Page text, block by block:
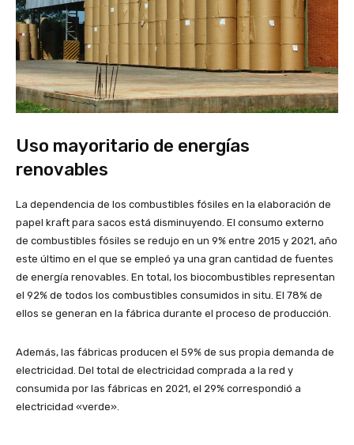
Uso mayoritario de energías
renovables
La dependencia de los combustibles fósiles en la elaboración de
papel kraft para sacos está disminuyendo. El consumo externo
de combustibles fósiles se redujo en un 9% entre 2015 y 2021, año
este último en el que se empleó ya una gran cantidad de fuentes
de energía renovables. En total, los biocombustibles representan
el 92% de todos los combustibles consumidos in situ. El 78% de
ellos se generan en la fábrica durante el proceso de producción.
Además, las fábricas producen el 59% de sus propia demanda de
electricidad. Del total de electricidad comprada a la red y
consumida por las fábricas en 2021, el 29% correspondió a
electricidad «verde».